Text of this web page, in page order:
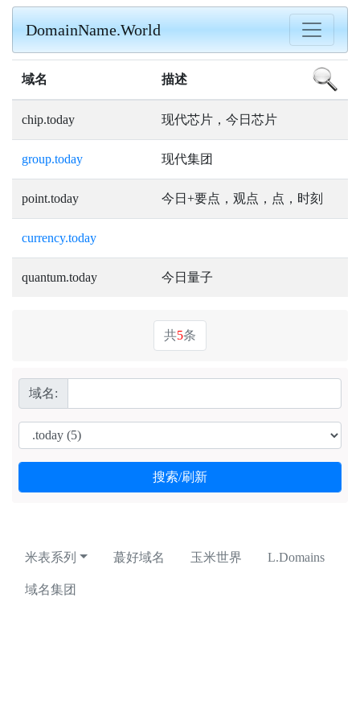
DomainName.World
域名 描述
chip.today 现代芯片，今日芯片
group.today 现代集团
point.today 今日+要点，观点，点，时刻
currency.today
quantum.today 今日量子
共5条
域名:
米表系列 蕞好域名 玉米世界 L.Domains
域名集团